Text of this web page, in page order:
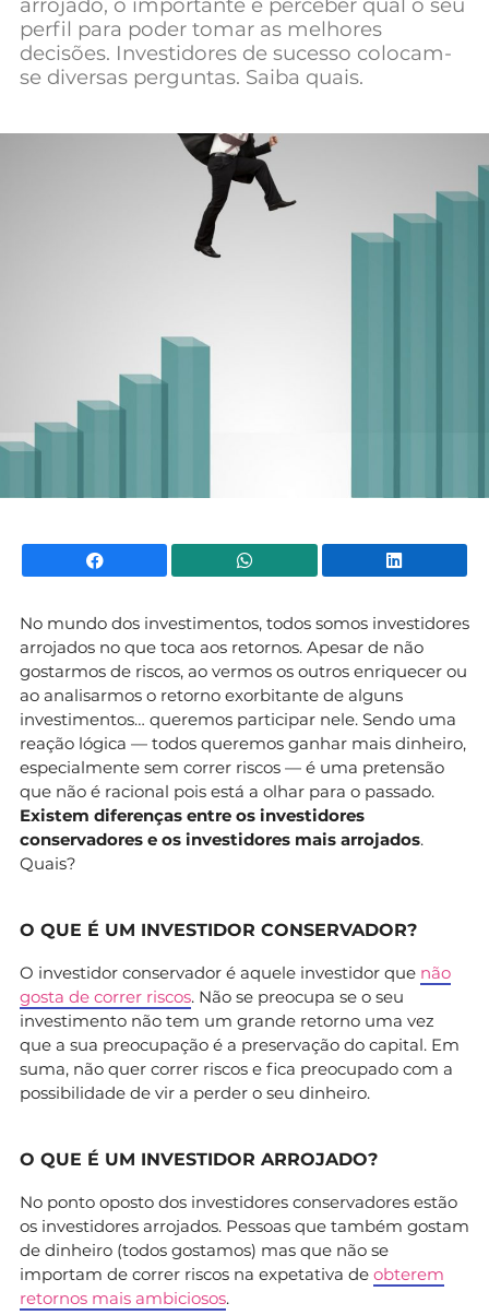
Mundial 2026
perfil para poder tomar as melhores
decisões. Investidores de sucesso colocam-
se diversas perguntas. Saiba quais.
Facebook WhatsApp
No mundo dos investimentos, todos somos investidores
arrojados no que toca aos retornos. Apesar de não
gostarmos de riscos, ao vermos os outros enriquecer ou
ao analisarmos o retorno exorbitante de alguns
investimentos… queremos participar nele. Sendo uma
reação lógica — todos queremos ganhar mais dinheiro,
especialmente sem correr riscos — é uma pretensão
que não é racional pois está a olhar para o passado.
Existem diferenças entre os investidores
conservadores e os investidores mais arrojados.
Quais?
O QUE É UM INVESTIDOR CONSERVADOR?
O investidor conservador é aquele investidor que não
gosta de correr riscos. Não se preocupa se o seu
investimento não tem um grande retorno uma vez
que a sua preocupação é a preservação do capital. Em
suma, não quer correr riscos e fica preocupado com a
possibilidade de vir a perder o seu dinheiro.
O QUE É UM INVESTIDOR ARROJADO?
No ponto oposto dos investidores conservadores estão
os investidores arrojados. Pessoas que também gostam
de dinheiro (todos gostamos) mas que não se
importam de correr riscos na expetativa de obterem
retornos mais ambiciosos.